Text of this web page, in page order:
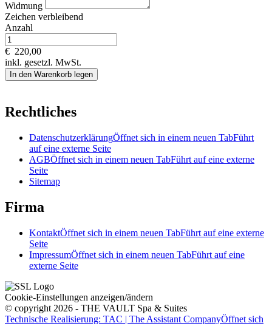
Widmung
Zeichen verbleibend
Anzahl
€ 220,00
inkl. gesetzl. MwSt.
In den Warenkorb legen
Rechtliches
DatenschutzerklärungÖffnet sich in einem neuen TabFührt
auf eine externe Seite
AGBÖffnet sich in einem neuen TabFührt auf eine externe
Seite
Sitemap
Firma
KontaktÖffnet sich in einem neuen TabFührt auf eine externe
Seite
ImpressumÖffnet sich in einem neuen TabFührt auf eine
externe Seite
Cookie-Einstellungen anzeigen/ändern
© copyright 2026 - THE VAULT Spa & Suites
Technische Realisierung: TAC | The Assistant CompanyÖffnet sich